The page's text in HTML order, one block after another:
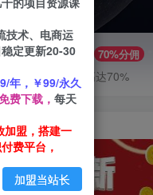
推广赚钱 70%分佣
推广返佣高达70%
技术、电商运
定更新20-30
年，￥99/永久
费下载， 每天
加盟，搭建一
费平台，
加盟当站长